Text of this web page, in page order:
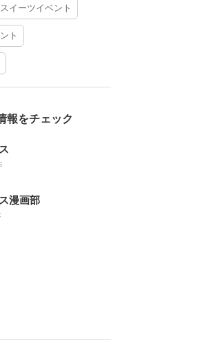
スイーツイベント
ト
報をチェック
漫画部